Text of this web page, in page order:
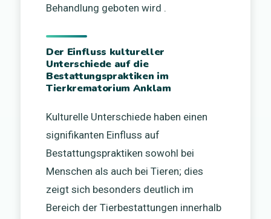
Behandlung geboten wird .
Der Einfluss kultureller
Unterschiede auf die
Bestattungspraktiken im
Tierkrematorium Anklam
Kulturelle Unterschiede haben einen
signifikanten Einfluss auf
Bestattungspraktiken sowohl bei
Menschen als auch bei Tieren; dies
zeigt sich besonders deutlich im
Bereich der Tierbestattungen innerhalb